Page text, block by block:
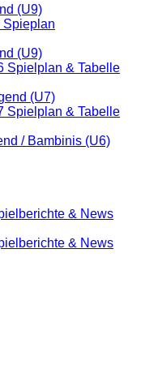
(U9)
Spieplan
(U9)
Spielplan & Tabelle
(U7)
Spielplan & Tabelle
/ Bambinis (U6)
& News
& News